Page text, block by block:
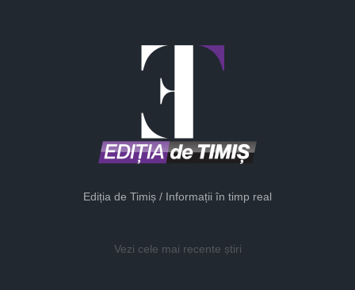
Ediția de Timiș / Informații în timp real
Vezi cele mai recente știri